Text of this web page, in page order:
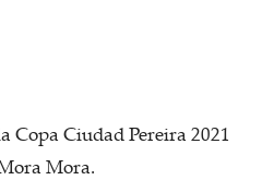
Copa Ciudad Pereira 2021
Mora.